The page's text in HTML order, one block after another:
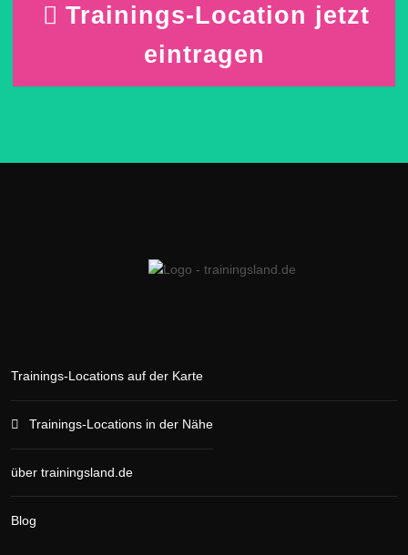
Trainings-Location jetzt
eintragen
Trainings-Locations auf der Karte
Trainings-Locations in der Nähe
über trainingsland.de
Blog